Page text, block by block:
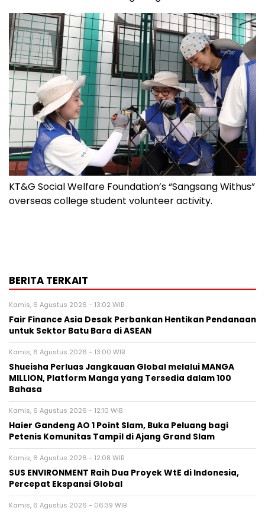
KT&G Social Welfare Foundation’s “Sangsang Withus”
overseas college student volunteer activity.
BERITA TERKAIT
Kamis, 6 Agustus 2026 - 13:02 WIB
Fair Finance Asia Desak Perbankan Hentikan Pendanaan
untuk Sektor Batu Bara di ASEAN
Kamis, 6 Agustus 2026 - 13:00 WIB
Shueisha Perluas Jangkauan Global melalui MANGA
MILLION, Platform Manga yang Tersedia dalam 100
Bahasa
Kamis, 6 Agustus 2026 - 12:10 WIB
Haier Gandeng AO 1 Point Slam, Buka Peluang bagi
Petenis Komunitas Tampil di Ajang Grand Slam
Kamis, 6 Agustus 2026 - 12:08 WIB
SUS ENVIRONMENT Raih Dua Proyek WtE di Indonesia,
Percepat Ekspansi Global
Kamis, 6 Agustus 2026 - 06:39 WIB